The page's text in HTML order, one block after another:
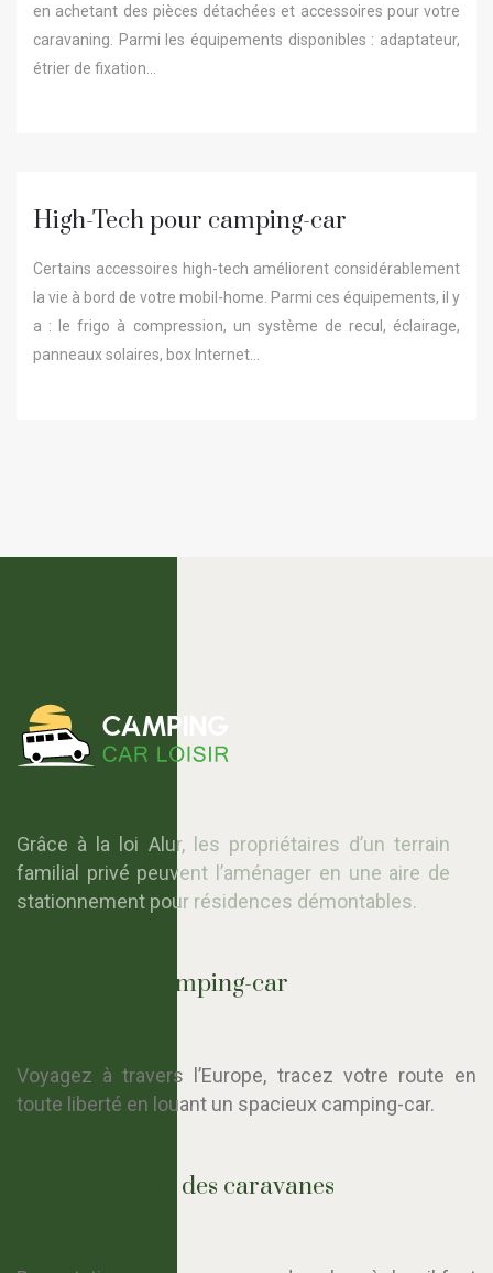
en achetant des pièces détachées et accessoires pour votre
caravaning. Parmi les équipements disponibles : adaptateur,
étrier de fixation…
High-Tech pour camping-car
Certains accessoires high-tech améliorent considérablement
la vie à bord de votre mobil-home. Parmi ces équipements, il y
a : le frigo à compression, un système de recul, éclairage,
panneaux solaires, box Internet…
Grâce à la loi Alur, les propriétaires d’un terrain
familial privé peuvent l’aménager en une aire de
stationnement pour résidences démontables.
Location de camping-car
Voyagez à travers l’Europe, tracez votre route en
toute liberté en louant un spacieux camping-car.
Stationnement des caravanes